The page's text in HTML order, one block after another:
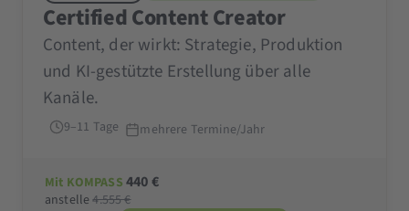
Certified Content Creator
Content, der wirkt: Strategie, Produktion
und KI-gestützte Erstellung über alle
Kanäle.
9–11 Tage mehrere Termine/Jahr
Mit KOMPASS 440 €
anstelle4.555 €